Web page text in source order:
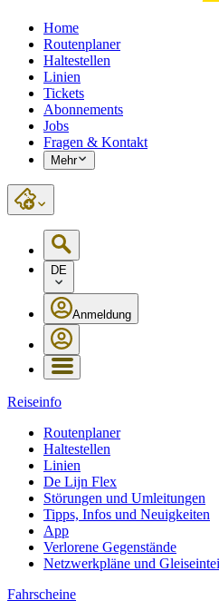
Home
Routenplaner
Haltestellen
Linien
Tickets
Abonnements
Jobs
Fragen & Kontakt
Mehr
DE
Anmeldung
Reiseinfo
Routenplaner
Haltestellen
Linien
De Lijn Flex
Störungen und Umleitungen
Tipps, Infos und Neuigkeiten
App
Verlorene Gegenstände
Netzwerkpläne und
Fahrscheine